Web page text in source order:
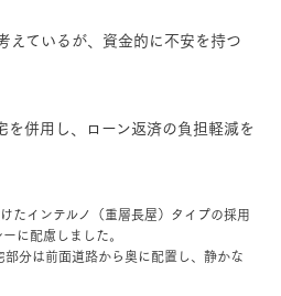
えているが、資金的に不安を持つ
併用し、ローン返済の負担軽減を
たインテルノ（重層長屋）タイプの採用
に配慮しました。
分は前面道路から奥に配置し、静かな